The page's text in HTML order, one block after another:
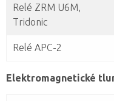
Relé ZRM U6M,
Tridonic
Relé APC-2
Elektromagnetické